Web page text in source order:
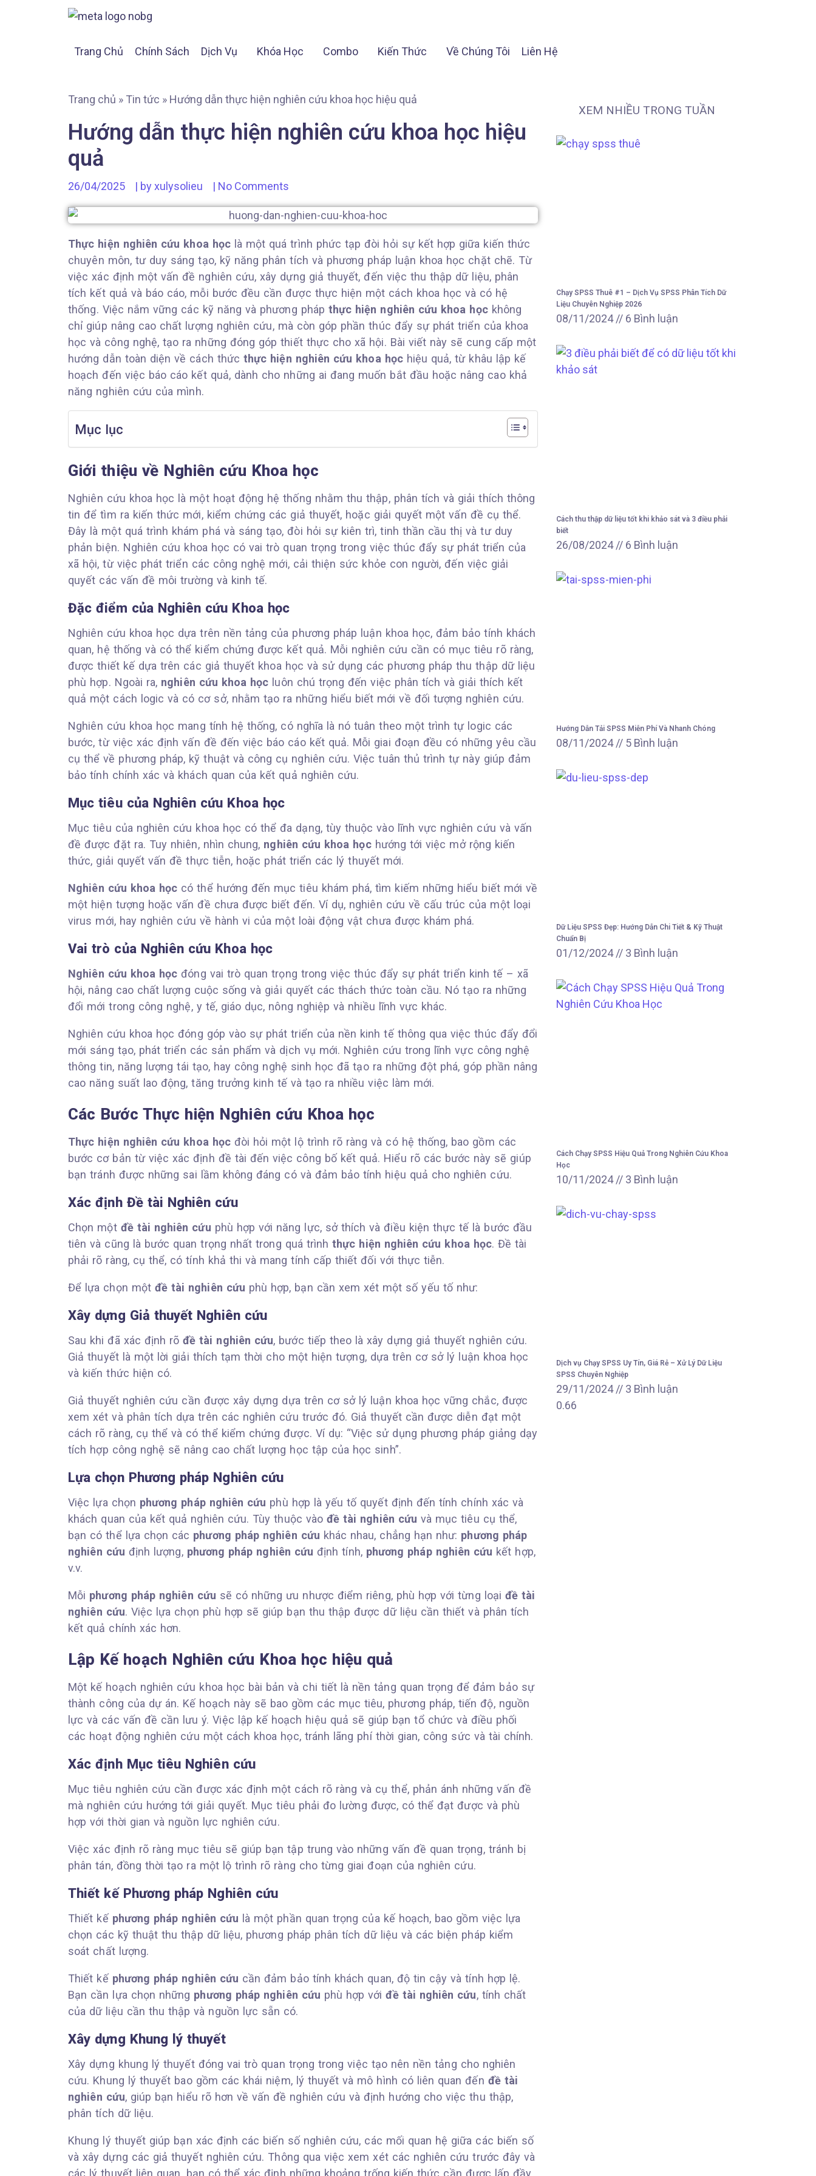
Trang Chủ Chính Sách Dịch Vụ Khóa Học Combo Kiến Thức Về Chúng Tôi Liên Hệ
Trang chủ » Tin tức » Hướng dẫn thực hiện nghiên cứu khoa học hiệu quả
Hướng dẫn thực hiện nghiên cứu khoa học hiệu
quả
26/04/2025 | by xulysolieu | No Comments
Thực hiện nghiên cứu khoa họclà một quá trình phức tạp đòi hỏi sự kết hợp giữa kiến thức
chuyên môn, tư duy sáng tạo, kỹ năng phân tích và phương pháp luận khoa học chặt chẽ. Từ
việc xác định một vấn đề nghiên cứu, xây dựng giả thuyết, đến việc thu thập dữ liệu, phân
tích kết quả và báo cáo, mỗi bước đều cần được thực hiện một cách khoa học và có hệ
thống. Việc nắm vững các kỹ năng và phương pháp thực hiện nghiên cứu khoa họckhông
chỉ giúp nâng cao chất lượng nghiên cứu, mà còn góp phần thúc đẩy sự phát triển của khoa
học và công nghệ, tạo ra những đóng góp thiết thực cho xã hội. Bài viết này sẽ cung cấp một
hướng dẫn toàn diện về cách thức thực hiện nghiên cứu khoa họchiệu quả, từ khâu lập kế
hoạch đến việc báo cáo kết quả, dành cho những ai đang muốn bắt đầu hoặc nâng cao khả
năng nghiên cứu của mình.
Mục lục
Giới thiệu về Nghiên cứu Khoa học
Nghiên cứu khoa học là một hoạt động hệ thống nhằm thu thập, phân tích và giải thích thông
tin để tìm ra kiến thức mới, kiểm chứng các giả thuyết, hoặc giải quyết một vấn đề cụ thể.
Đây là một quá trình khám phá và sáng tạo, đòi hỏi sự kiên trì, tinh thần cầu thị và tư duy
phản biện. Nghiên cứu khoa học có vai trò quan trọng trong việc thúc đẩy sự phát triển của
xã hội, từ việc phát triển các công nghệ mới, cải thiện sức khỏe con người, đến việc giải
quyết các vấn đề môi trường và kinh tế.
Đặc điểm của Nghiên cứu Khoa học
Nghiên cứu khoa học dựa trên nền tảng của phương pháp luận khoa học, đảm bảo tính khách
quan, hệ thống và có thể kiểm chứng được kết quả. Mỗi nghiên cứu cần có mục tiêu rõ ràng,
được thiết kế dựa trên các giả thuyết khoa học và sử dụng các phương pháp thu thập dữ liệu
phù hợp. Ngoài ra, nghiên cứu khoa học luôn chú trọng đến việc phân tích và giải thích kết
quả một cách logic và có cơ sở, nhằm tạo ra những hiểu biết mới về đối tượng nghiên cứu.
Nghiên cứu khoa học mang tính hệ thống, có nghĩa là nó tuân theo một trình tự logic các
bước, từ việc xác định vấn đề đến việc báo cáo kết quả. Mỗi giai đoạn đều có những yêu cầu
cụ thể về phương pháp, kỹ thuật và công cụ nghiên cứu. Việc tuân thủ trình tự này giúp đảm
bảo tính chính xác và khách quan của kết quả nghiên cứu.
Mục tiêu của Nghiên cứu Khoa học
Mục tiêu của nghiên cứu khoa học có thể đa dạng, tùy thuộc vào lĩnh vực nghiên cứu và vấn
đề được đặt ra. Tuy nhiên, nhìn chung, nghiên cứu khoa họchướng tới việc mở rộng kiến
thức, giải quyết vấn đề thực tiễn, hoặc phát triển các lý thuyết mới.
Nghiên cứu khoa học có thể hướng đến mục tiêu khám phá, tìm kiếm những hiểu biết mới về
một hiện tượng hoặc vấn đề chưa được biết đến. Ví dụ, nghiên cứu về cấu trúc của một loại
virus mới, hay nghiên cứu về hành vi của một loài động vật chưa được khám phá.
Vai trò của Nghiên cứu Khoa học
Nghiên cứu khoa học đóng vai trò quan trọng trong việc thúc đẩy sự phát triển kinh tế – xã
hội, nâng cao chất lượng cuộc sống và giải quyết các thách thức toàn cầu. Nó tạo ra những
đổi mới trong công nghệ, y tế, giáo dục, nông nghiệp và nhiều lĩnh vực khác.
Nghiên cứu khoa học đóng góp vào sự phát triển của nền kinh tế thông qua việc thúc đẩy đổi
mới sáng tạo, phát triển các sản phẩm và dịch vụ mới. Nghiên cứu trong lĩnh vực công nghệ
thông tin, năng lượng tái tạo, hay công nghệ sinh học đã tạo ra những đột phá, góp phần nâng
cao năng suất lao động, tăng trưởng kinh tế và tạo ra nhiều việc làm mới.
Các Bước Thực hiện Nghiên cứu Khoa học
Thực hiện nghiên cứu khoa họcđòi hỏi một lộ trình rõ ràng và có hệ thống, bao gồm các
bước cơ bản từ việc xác định đề tài đến việc công bố kết quả. Hiểu rõ các bước này sẽ giúp
bạn tránh được những sai lầm không đáng có và đảm bảo tính hiệu quả cho nghiên cứu.
Xác định Đề tài Nghiên cứu
Chọn một đề tài nghiên cứu phù hợp với năng lực, sở thích và điều kiện thực tế là bước đầu
tiên và cũng là bước quan trọng nhất trong quá trìnhthực hiện nghiên cứu khoa học. Đề tài
phải rõ ràng, cụ thể, có tính khả thi và mang tính cấp thiết đối với thực tiễn.
Để lựa chọn một đề tài nghiên cứu phù hợp, bạn cần xem xét một số yếu tố như:
Xây dựng Giả thuyết Nghiên cứu
Sau khi đã xác định rõđề tài nghiên cứu, bước tiếp theo là xây dựng giả thuyết nghiên cứu.
Giả thuyết là một lời giải thích tạm thời cho một hiện tượng, dựa trên cơ sở lý luận khoa học
và kiến thức hiện có.
Giả thuyết nghiên cứu cần được xây dựng dựa trên cơ sở lý luận khoa học vững chắc, được
xem xét và phân tích dựa trên các nghiên cứu trước đó. Giả thuyết cần được diễn đạt một
cách rõ ràng, cụ thể và có thể kiểm chứng được. Ví dụ: “Việc sử dụng phương pháp giảng dạy
tích hợp công nghệ sẽ nâng cao chất lượng học tập của học sinh”.
Lựa chọn Phương pháp Nghiên cứu
Việc lựa chọn phương pháp nghiên cứu phù hợp là yếu tố quyết định đến tính chính xác và
khách quan của kết quả nghiên cứu. Tùy thuộc vào đề tài nghiên cứu và mục tiêu cụ thể,
bạn có thể lựa chọn các phương pháp nghiên cứu khác nhau, chẳng hạn như: phương pháp
nghiên cứu định lượng, phương pháp nghiên cứu định tính, phương pháp nghiên cứu kết hợp,
v.v.
Mỗi phương pháp nghiên cứu sẽ có những ưu nhược điểm riêng, phù hợp với từng loại đề tài
nghiên cứu. Việc lựa chọn phù hợp sẽ giúp bạn thu thập được dữ liệu cần thiết và phân tích
kết quả chính xác hơn.
Lập Kế hoạch Nghiên cứu Khoa học hiệu quả
Một kế hoạch nghiên cứu khoa học bài bản và chi tiết là nền tảng quan trọng để đảm bảo sự
thành công của dự án. Kế hoạch này sẽ bao gồm các mục tiêu, phương pháp, tiến độ, nguồn
lực và các vấn đề cần lưu ý. Việc lập kế hoạch hiệu quả sẽ giúp bạn tổ chức và điều phối
các hoạt động nghiên cứu một cách khoa học, tránh lãng phí thời gian, công sức và tài chính.
Xác định Mục tiêu Nghiên cứu
Mục tiêu nghiên cứu cần được xác định một cách rõ ràng và cụ thể, phản ánh những vấn đề
mà nghiên cứu hướng tới giải quyết. Mục tiêu phải đo lường được, có thể đạt được và phù
hợp với thời gian và nguồn lực nghiên cứu.
Việc xác định rõ ràng mục tiêu sẽ giúp bạn tập trung vào những vấn đề quan trọng, tránh bị
phân tán, đồng thời tạo ra một lộ trình rõ ràng cho từng giai đoạn của nghiên cứu.
Thiết kế Phương pháp Nghiên cứu
Thiết kế phương pháp nghiên cứu là một phần quan trọng của kế hoạch, bao gồm việc lựa
chọn các kỹ thuật thu thập dữ liệu, phương pháp phân tích dữ liệu và các biện pháp kiểm
soát chất lượng.
Thiết kế phương pháp nghiên cứu cần đảm bảo tính khách quan, độ tin cậy và tính hợp lệ.
Bạn cần lựa chọn những phương pháp nghiên cứu phù hợp vớiđề tài nghiên cứu, tính chất
của dữ liệu cần thu thập và nguồn lực sẵn có.
Xây dựng Khung lý thuyết
Xây dựng khung lý thuyết đóng vai trò quan trọng trong việc tạo nên nền tảng cho nghiên
cứu. Khung lý thuyết bao gồm các khái niệm, lý thuyết và mô hình có liên quan đến đề tài
nghiên cứu, giúp bạn hiểu rõ hơn về vấn đề nghiên cứu và định hướng cho việc thu thập,
phân tích dữ liệu.
Khung lý thuyết giúp bạn xác định các biến số nghiên cứu, các mối quan hệ giữa các biến số
và xây dựng các giả thuyết nghiên cứu. Thông qua việc xem xét các nghiên cứu trước đây và
XEM NHIỀU TRONG TUẦN
Chạy SPSS Thuê #1 – Dịch Vụ SPSS Phân Tích Dữ
Liệu Chuyên Nghiệp 2026
08/11/2024 6 Bình luận
Cách thu thập dữ liệu tốt khi khảo sát và 3 điều phải
biết
26/08/2024 6 Bình luận
Hướng Dẫn Tải SPSS Miễn Phí Và Nhanh Chóng
08/11/2024 5 Bình luận
Dữ Liệu SPSS Đẹp: Hướng Dẫn Chi Tiết & Kỹ Thuật
Chuẩn Bị
01/12/2024 3 Bình luận
Cách Chạy SPSS Hiệu Quả Trong Nghiên Cứu Khoa
Học
10/11/2024 3 Bình luận
Dịch vụ Chạy SPSS Uy Tín, Giá Rẻ – Xử Lý Dữ Liệu
SPSS Chuyên Nghiệp
29/11/2024 3 Bình luận